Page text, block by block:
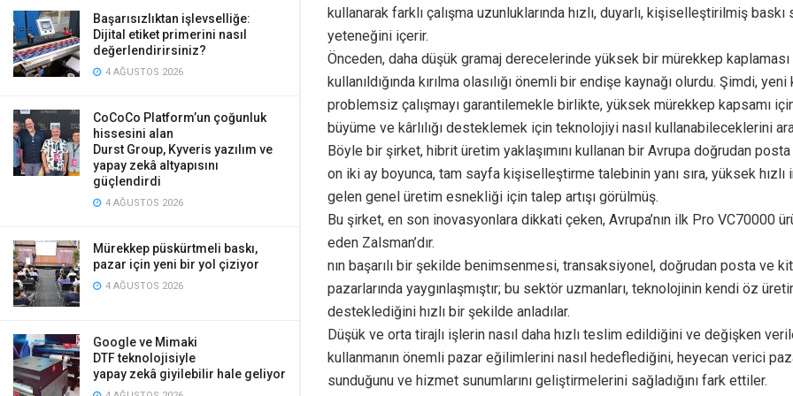
Başarısızlıktan işlevselliğe:
Dijital etiket primerini nasıl
değerlendirirsiniz?
4 AĞUSTOS 2026
CoCoCo Platform’un çoğunluk
hissesini alan
Durst Group, Kyveris yazılım ve
yapay zekâ altyapısını
güçlendirdi
4 AĞUSTOS 2026
Mürekkep püskürtmeli baskı,
pazar için yeni bir yol çiziyor
4 AĞUSTOS 2026
Google ve Mimaki
DTF teknolojisiyle
yapay zekâ giyilebilir hale geliyor
kullanarak farklı çalışma uzunluklarında hızlı, duyarlı, kişiselleştirilmiş baskı
yeteneğini içerir.
Önceden, daha düşük gramaj derecelerinde yüksek bir mürekkep kaplaması
kullanıldığında kırılma olasılığı önemli bir endişe kaynağı olurdu. Şimdi, yeni
problemsiz çalışmayı garantilemekle birlikte, yüksek mürekkep kapsamı
büyüme ve kârlılığı desteklemek için teknolojiyi nasıl kullanabileceklerini
Böyle bir şirket, hibrit üretim yaklaşımını kullanan bir Avrupa doğrudan posta
on iki ay boyunca, tam sayfa kişiselleştirme talebinin yanı sıra, yüksek hızlı
gelen genel üretim esnekliği için talep artışı görülmüş.
Bu şirket, en son inovasyonlara dikkati çeken, Avrupa’nın ilk Pro VC70000
eden Zalsman’dır.
nın başarılı bir şekilde benimsenmesi, transaksiyonel, doğrudan posta ve
pazarlarında yaygınlaşmıştır; bu sektör uzmanları, teknolojinin kendi öz
desteklediğini hızlı bir şekilde anladılar.
Düşük ve orta tirajlı işlerin nasıl daha hızlı teslim edildiğini ve değişken
kullanmanın önemli pazar eğilimlerini nasıl hedeflediğini, heyecan verici
sunduğunu ve hizmet sunumlarını geliştirmelerini sağladığını fark ettiler.